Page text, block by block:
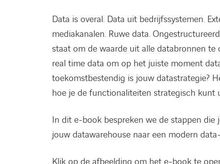
Data is overal. Data uit bedrijfssystemen.
mediakanalen. Ruwe data.
staat om de waarde uit alle databronnen
real time data om op het juiste moment
toekomstbestendig is jouw datastrategie?
hoe je de functionaliteiten strategisch kunt
In dit e-book bespreken we de stappen
jouw datawarehouse naar een modern